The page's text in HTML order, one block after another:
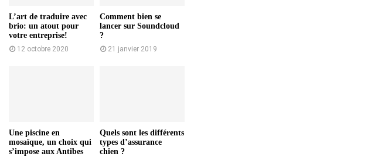
L’art de traduire avec
brio: un atout pour
votre entreprise!
12 octobre 2020
Comment bien se
lancer sur Soundcloud
?
21 janvier 2019
Une piscine en
mosaïque, un choix qui
s’impose aux Antibes
Quels sont les différents
types d’assurance
chien ?